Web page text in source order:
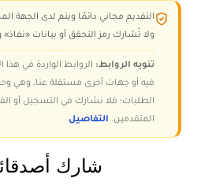
التقديم مجاني دائمًا ويتم لدى الجهة
ولا تُشارك رمز التحقق أو بيانات
تنويه الروابط: الروابط الواردة في
فيه أو جهات أخرى مستقلة عنا، وهي
الطلبات؛ فلا نشارك في التسجيل أو
المتقدمين. التفاصيل
شارك